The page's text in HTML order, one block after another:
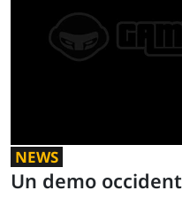
NEWS
Un demo